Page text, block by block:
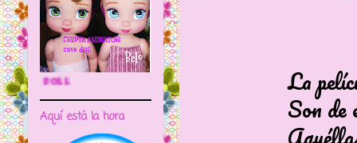
La película se
Son de esas
🌼CRIPTA ANIMATOR CAVE DOLL
Aquí está la hora